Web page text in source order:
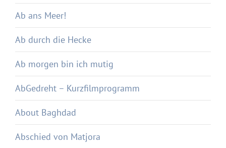
Ab ans Meer!
Ab durch die Hecke
Ab morgen bin ich mutig
AbGedreht – Kurzfilmprogramm
About Baghdad
Abschied von Matjora